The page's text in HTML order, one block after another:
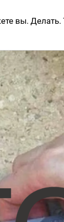
вы.